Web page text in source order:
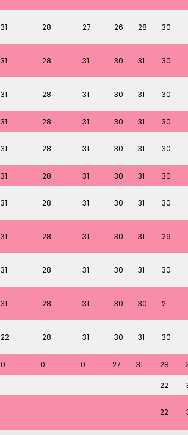
31 28 27 26 28 30
31 28 31 30 31 30
31 28 31 30 31 30
31 28 31 30 31 30
31 28 31 30 31 30
31 28 31 30 31 30
31 28 31 30 31 30
31 28 31 30 31 29
31 28 31 30 31 30
31 28 31 30 30 2
22 28 31 30 31 30
0 0 0 27 31 28
22
22